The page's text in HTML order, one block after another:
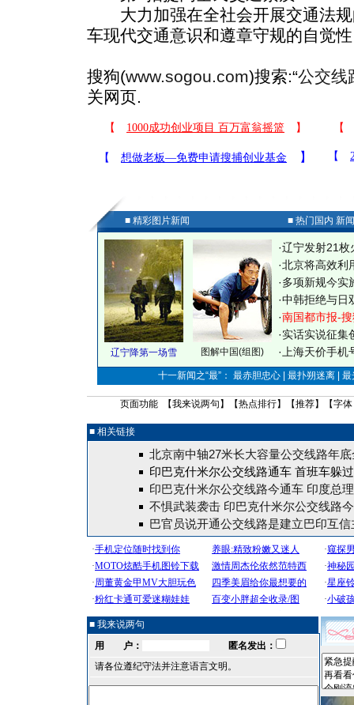
大力加强在全社会开展交通法规
车现代交通意识和遵章守规的自觉
搜狗(www.sogou.com)搜索:“公交线
关网页.
■ 精彩图片新闻 ■ 热门国内 新
辽宁降第一场雪 图解中国(组图)
·辽宁发射21枚
·北京将高效利
·多项新规今实
·中韩拒绝与日
·南国都市报-
·实话实说征集
· 上海天价手
十一新闻之“最”： 最赤胆忠心 | 最扑朔迷离 |
页面功能 【我来说两句 】【热点排行】【推荐】【字体
■ 相关链接
北京南中轴27米长大容量公交线路年
印巴克什米尔公交线路通车 首班车躲
印巴克什米尔公交线路今通车 印度总
不惧武装袭击 印巴克什米尔公交线路
巴官员说开通公交线路是建立巴印互
■ 我来说两句
用 户：
匿名发出：
请各位遵纪守法并注意语言文明。